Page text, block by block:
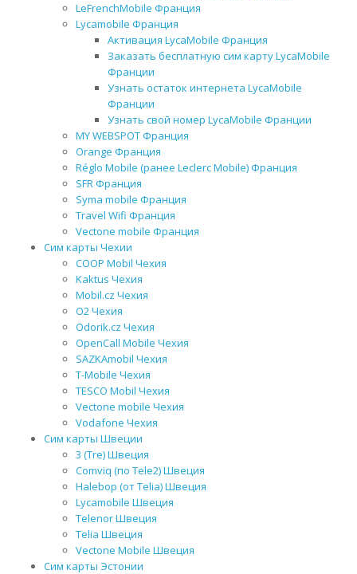
LeFrenchMobile Франция
Lycamobile Франция
Активация LycaMobile Франция
Заказать бесплатную сим карту LycaMobile
Франции
Узнать остаток интернета LycaMobile
Франции
Узнать свой номер LycaMobile Франции
MY WEBSPOT Франция
Orange Франция
Réglo Mobile (ранее Leclerc Mobile) Франция
SFR Франция
Syma mobile Франция
Travel Wifi Франция
Vectone mobile Франция
Сим карты Чехии
COOP Mobil Чехия
Kaktus Чехия
Mobil.cz Чехия
O2 Чехия
Odorik.cz Чехия
OpenCall Mobile Чехия
SAZKAmobil Чехия
T-Mobile Чехия
TESCO Mobil Чехия
Vectone mobile Чехия
Vodafone Чехия
Сим карты Швеции
3 (Tre) Швеция
Comviq (по Tele2) Швеция
Halebop (от Telia) Швеция
Lycamobile Швеция
Telenor Швеция
Telia Швеция
Vectone Mobile Швеция
Сим карты Эстонии